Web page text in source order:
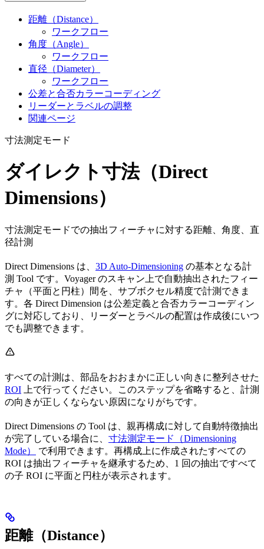
距離（Distance）
ワークフロー
角度（Angle）
ワークフロー
直径（Diameter）
ワークフロー
公差と合否カラーコーディング
リーダーとラベルの調整
関連ページ
寸法測定モード
ダイレクト寸法（Direct
Dimensions）
寸法測定モードでの抽出フィーチャに対する距離、角度、直
径計測
Direct Dimensions は、 3D Auto-Dimensioning の基本となる計
測 Tool です。Voyager のスキャン上で自動抽出されたフィー
チャ（平面と円柱）間を、サブボクセル精度で計測できま
す。各 Direct Dimension は公差定義と合否カラーコーディン
グに対応しており、リーダーとラベルの配置は作成後にいつ
でも調整できます。
すべての計測は、部品をおおまかに正しい向きに整列させた
ROI 上で行ってください。このステップを省略すると、計測
の向きが正しくならない原因になりがちです。
Direct Dimensions の Tool は、親再構成に対して自動特徴抽出
が完了している場合に、 寸法測定モード（Dimensioning
Mode）
で利用できます。再構成上に作成されたすべての
ROI は抽出フィーチャを継承するため、1 回の抽出ですべて
の子 ROI に平面と円柱が表示されます。
距離（Distance）